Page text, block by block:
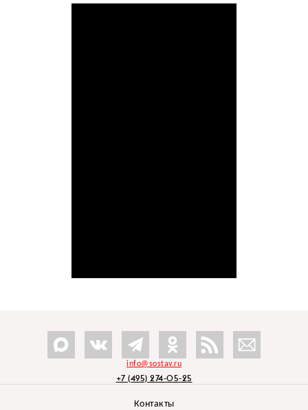
info@sostav.ru
+7 (495) 274-05-25
Контакты